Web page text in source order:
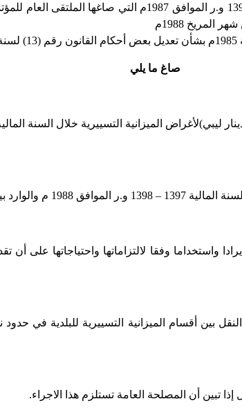
· تنفيذا لقرارات المؤتمرات الشعبية الأساسية في دور انعقادها
صاغ ما يلي
بهذا القانون
واستخداما وفقا لالتزاماتها واحتياجاتها على
بين أقسام الميزانية التسييرية للبلدية في
تبين أن المصلحة العامة تستلزم هذا الاجراء.